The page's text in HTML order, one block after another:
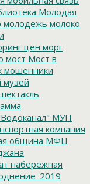
Молодая
молодежь молоко
цен морг
мост Мост в
мошенники
музей
МУП
компания
община МФЦ
набережная